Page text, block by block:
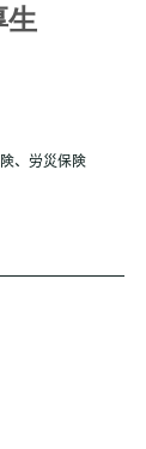
生
、労災保険